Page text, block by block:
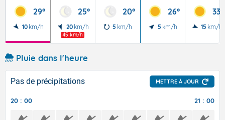
29°
10 km/h
25°
20 km/h
45 km/h
20°
5 km/h
26°
5 km/h
33°
15 km/h
Pluie dans l'heure
Pas de précipitations METTRE À JOUR
20 : 00 21 : 00